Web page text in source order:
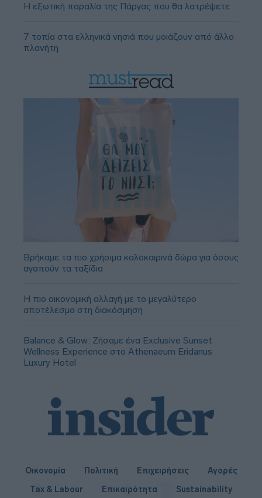
Η εξωτική παραλία της Πάργας που θα λατρέψετε
7 τοπία στα ελληνικά νησιά που μοιάζουν από άλλο
πλανήτη
Βρήκαμε τα πιο χρήσιμα καλοκαιρινά δώρα για όσους
αγαπούν τα ταξίδια
Η πιο οικονομική αλλαγή με το μεγαλύτερο
αποτέλεσμα στη διακόσμηση
Balance & Glow: Ζήσαμε ένα Exclusive Sunset
Wellness Experience στο Athenaeum Eridanus
Luxury Hotel
Οικονομία Πολιτική Επιχειρήσεις
Αγορές
Tax & Labour
Επικαιρότητα Sustainability